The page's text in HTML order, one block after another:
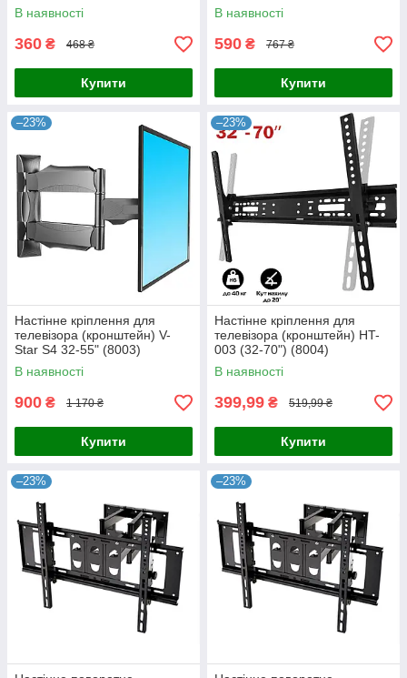
В наявності
360 ₴ 468 ₴
Купити
В наявності
590 ₴ 767 ₴
Купити
–23%
Настінне кріплення для
телевізора (кронштейн) V-
Star S4 32-55" (8003)
В наявності
900 ₴ 1 170 ₴
Купити
–23%
Настінне кріплення для
телевізора (кронштейн) HT-
003 (32-70") (8004)
В наявності
399,99 ₴ 519,99 ₴
Купити
–23% –23%